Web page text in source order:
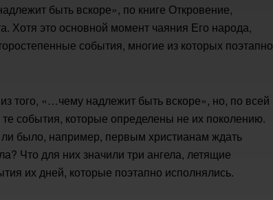
быть вскоре», по книге Откровение,
Хотя это основной момент чаяния Его народа,
события, многие из которых поэтапно
того, «…чему надлежит быть вскоре», но, по всей
события, которые определены не их поколению.
было, например, первым христианам ждать
Что для них значили три ангела, летящие
их дней, которые поэтапно исполнялись.